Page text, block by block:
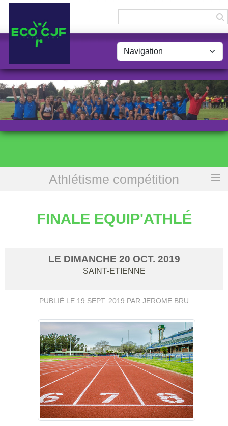
Athlétisme compétition
Finale Equip'Athlé
FINALE EQUIP'ATHLÉ
LE DIMANCHE 20 OCT. 2019
SAINT-ETIENNE
PUBLIÉ LE 19 SEPT. 2019 PAR JEROME BRU